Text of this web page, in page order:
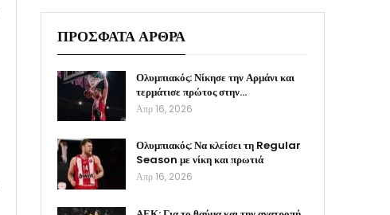
ΠΡΟΣΦΑΤΑ ΑΡΘΡΑ
Ολυμπιακός: Νίκησε την Αρμάνι και
τερμάτισε πρώτος στην…
Απρ 16, 2026
Ολυμπιακός: Να κλείσει τη Regular
Season με νίκη και πρωτιά
Απρ 16, 2026